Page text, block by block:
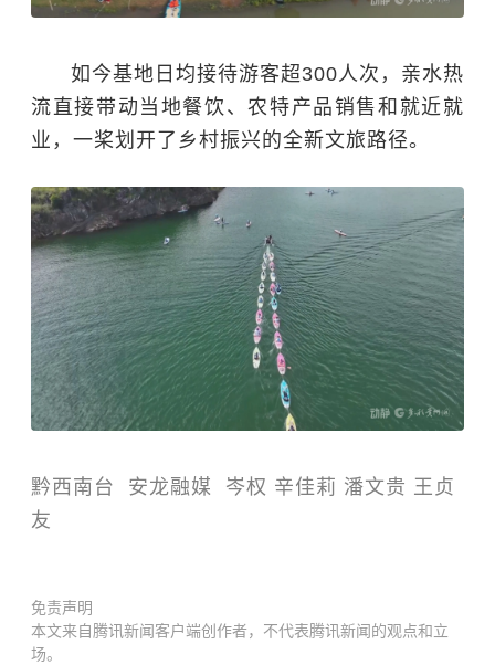
如今基地日均接待游客超300人次，亲水热
流直接带动当地餐饮、农特产品销售和就近就
业，一桨划开了乡村振兴的全新文旅路径。
黔西南台 安龙融媒 岑权 辛佳莉 潘文贵 王贞
友
免责声明
本文来自腾讯新闻客户端创作者，不代表腾讯新闻的观点和立
场。